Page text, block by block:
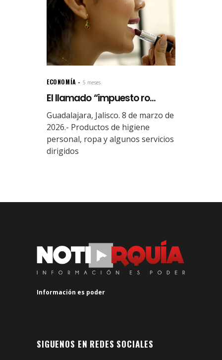
ECONOMÍA 5 meses.
El llamado “impuesto ro...
Guadalajara, Jalisco. 8 de marzo de
2026.- Productos de higiene
personal, ropa y algunos servicios
dirigidos
Información es poder
SIGUENOS EN REDES SOCIALES